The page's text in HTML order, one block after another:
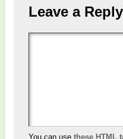
Leave a Reply
You can use these HTML